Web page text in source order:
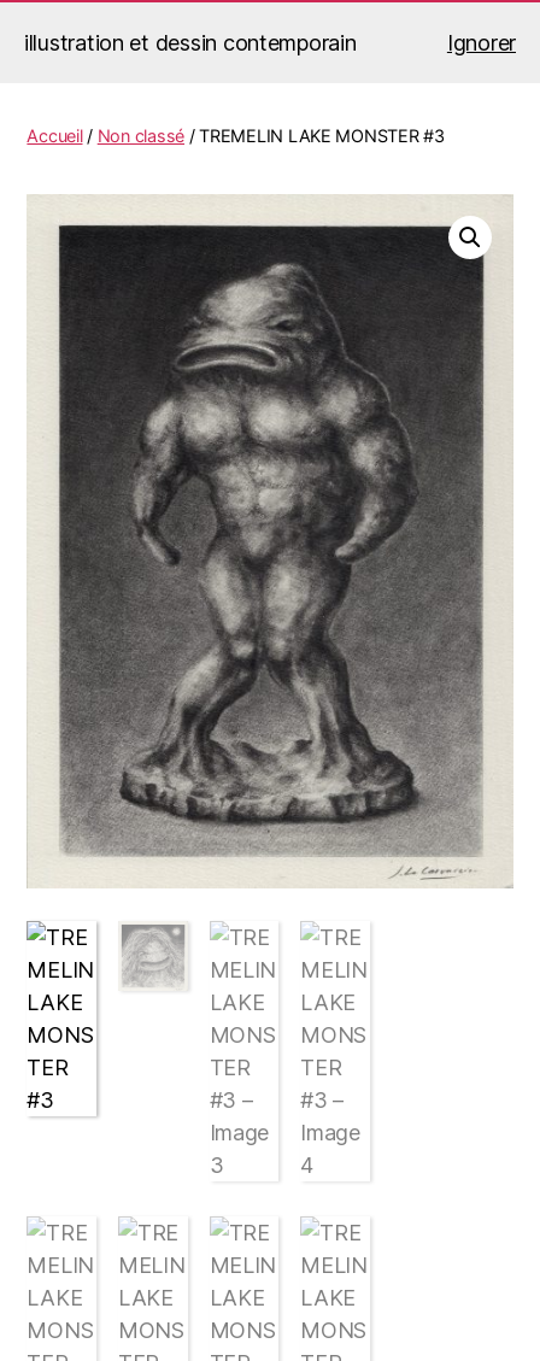
illustration et dessin contemporain Ignorer
Jérémy Le Corvaisier
Accueil/ Non classé / TREMELIN LAKE MONSTER #3